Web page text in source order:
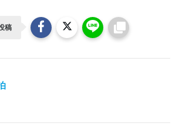
稿